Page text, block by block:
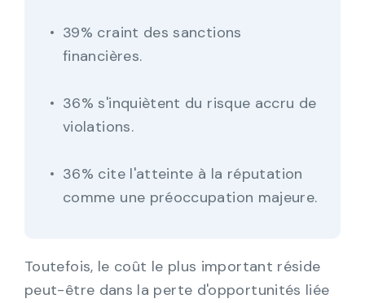
39% craint des sanctions
financières.
36% s'inquiètent du risque accru de
violations.
36% cite l'atteinte à la réputation
comme une préoccupation majeure.
Toutefois, le coût le plus important réside
peut-être dans la perte d'opportunités liée